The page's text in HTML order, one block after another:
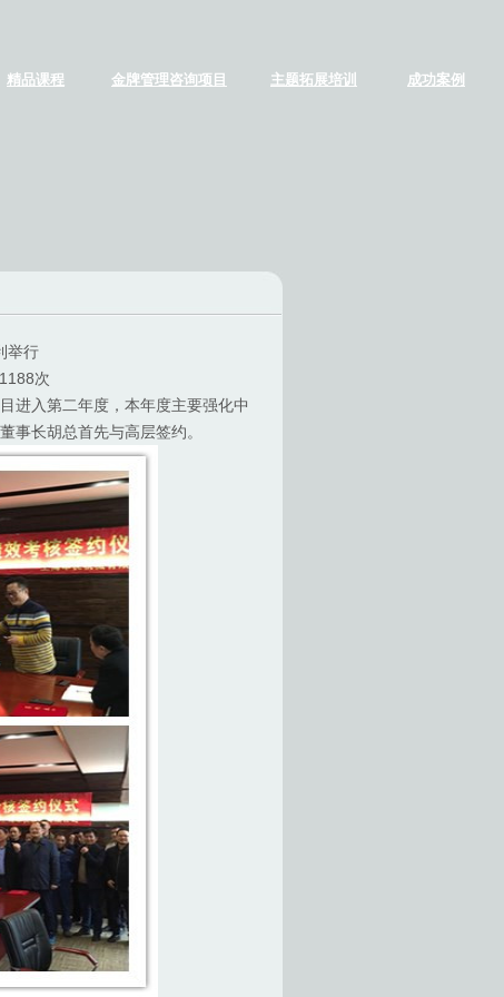
精品课程 金牌管理咨询项目 主题拓展培训 成功案例
举行
次
入第二年度，本年度主要强化中
事长胡总首先与高层签约。